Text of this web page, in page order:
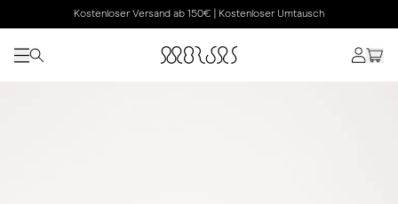
Kostenloser Versand ab 150€ | Kostenloser Umtausch